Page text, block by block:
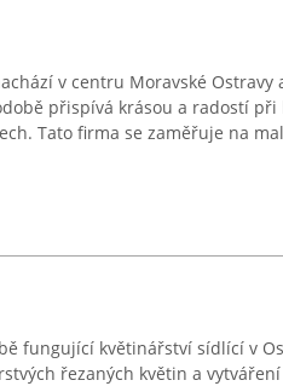
v centru Moravské Ostravy
přispívá krásou a radostí při
Tato firma se zaměřuje na
fungující květinářství sídlící v
řezaných květin a